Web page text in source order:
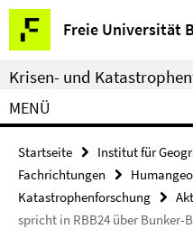
Springe
direkt
zu
Inhalt
Freie Universität
Service-
Navigation
Krisen- und
MENÜ
Startseite
Institut für
Fachrichtungen
Katastrophenforschung
spricht in RBB24 über Bunker-